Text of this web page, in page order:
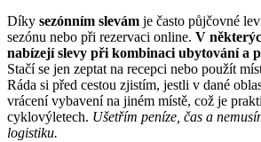
Díky sezónním slevám je často půjčovné
sezónu nebo při rezervaci online. V
nabízejí slevy při kombinaci ubytování a
Stačí se jen zeptat na recepci nebo použít
Ráda si před cestou zjistím, jestli v dané
vrácení vybavení na jiném místě, což je
cyklovýletech. Ušetřím peníze, čas a
logistiku.